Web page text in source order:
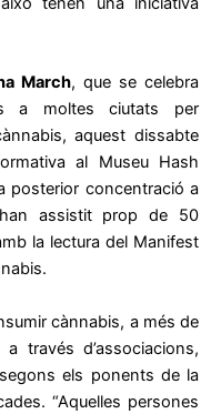
March, que se celebra
a moltes ciutats per
aquest dissabte
al Museu Hash
posterior concentració a
assistit prop de 50
la lectura del Manifest
cànnabis, a més de
través d’associacions,
els ponents de la
“Aquelles persones